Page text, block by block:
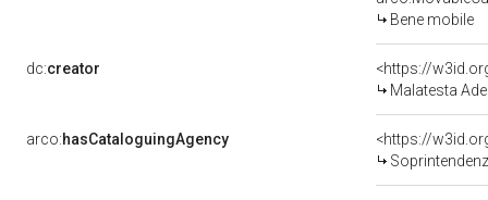
Bene mobile
dc:creator
<https://
Malatesta
arco:hasCataloguingAgency
<https://